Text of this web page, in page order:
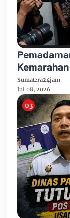
Nasution
dan Penuhi
Sumatera24jam
Jul 08, 2026